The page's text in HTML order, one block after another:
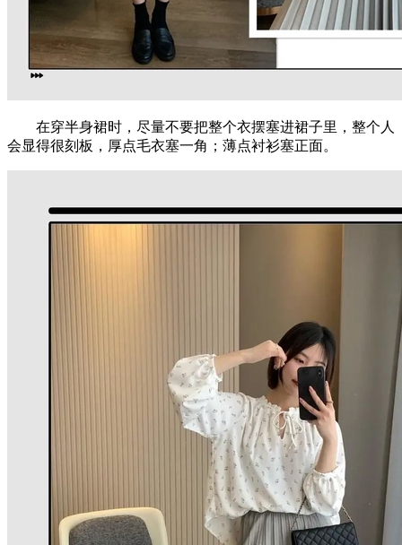
在穿半身裙时，尽量不要把整个衣摆塞进裙子里，整个人
会显得很刻板，厚点毛衣塞一角；薄点衬衫塞正面。